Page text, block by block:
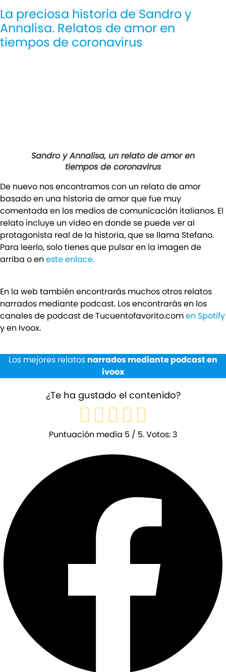
La preciosa historia de Sandro y
Annalisa. Relatos de amor en
tiempos de coronavirus
Sandro y Annalisa, un relato de amor en
tiempos de coronavirus
De nuevo nos encontramos con un relato de amor
basado en una historia de amor que fue muy
comentada en los medios de comunicación italianos. El
relato incluye un vídeo en donde se puede ver al
protagonista real de la historia, que se llama Stefano.
Para leerlo, solo tienes que pulsar en la imagen de
arriba o eneste enlace.
En la web también encontrarás muchos otros relatos
narrados mediante podcast. Los encontrarás en los
canales de podcast de Tucuentofavorito.comen Spotify
y en Ivoox.
Los mejores relatos narrados mediante podcast en
ivoox
¿Te ha gustado el contenido?
Puntuación media 5 / 5. Votos: 3